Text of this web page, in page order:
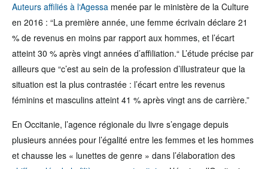
Auteurs affiliés à l‘Agessa menée par le ministère de la Culture
en 2016 : “La première année, une femme écrivain déclare 21
% de revenus en moins par rapport aux hommes, et l’écart
atteint 30 % après vingt années d’affiliation.“ L’étude précise par
ailleurs que “c’est au sein de la profession d’illustrateur que la
situation est la plus contrastée : l’écart entre les revenus
féminins et masculins atteint 41 % après vingt ans de carrière.”
En Occitanie, l’agence régionale du livre s’engage depuis
plusieurs années pour l’égalité entre les femmes et les hommes
et chausse les « lunettes de genre » dans l’élaboration des